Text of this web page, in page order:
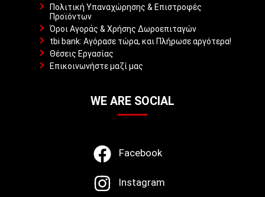
Πολιτική Υπαναχώρησης & Επιστροφές
Προϊόντων
Όροι Αγοράς & Χρήσης Δωροεπιταγών
tbi bank: Αγόρασε τώρα, και Πλήρωσε αργότερα!
Θέσεις Εργασίας
Επικοινωνήστε μαζί μας
WE ARE SOCIAL
Facebook
Instagram